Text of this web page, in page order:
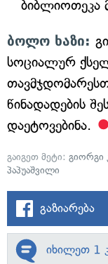
ბიბლიოთეკა
ბოლო ხაზი:
სოციალურ
წინადადების
დაეტოვებინა.
გაიგეთ მეტი: გიორგი
პაპუაშვილი
გაზიარება
იხილეთ 1